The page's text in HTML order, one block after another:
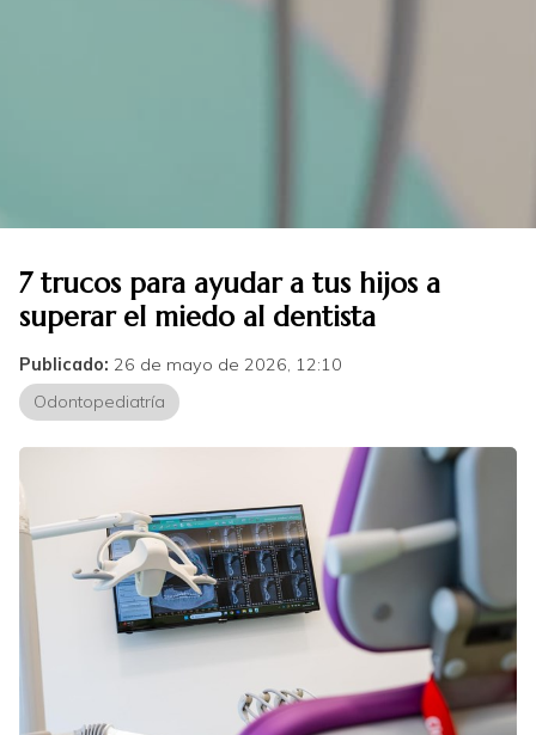
7 trucos para ayudar a tus hijos a
superar el miedo al dentista
Publicado: 26 de mayo de 2026, 12:10
Odontopediatría